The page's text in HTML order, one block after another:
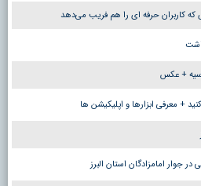
که کاربران حرفه ای را هم فریب می‌دهد
+ عکس
+ معرفی ابزارها و اپلیکیشن ها